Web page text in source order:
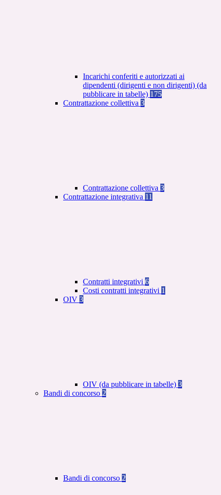
Incarichi conferiti e autorizzati ai
dipendenti (dirigenti e non dirigenti) (da
pubblicare in tabelle) 175
Contrattazione collettiva 3
Contrattazione collettiva 3
Contrattazione integrativa 11
Contratti integrativi 6
Costi contratti integrativi 1
OIV 3
OIV (da pubblicare in tabelle) 3
Bandi di concorso 2
Bandi di concorso 2